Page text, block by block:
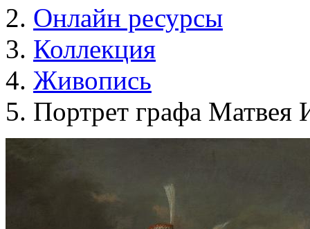
Онлайн ресурсы
Коллекция
Живопись
Портрет графа Матвея